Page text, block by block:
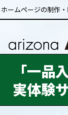
ホームページの制作
「一品
実体験